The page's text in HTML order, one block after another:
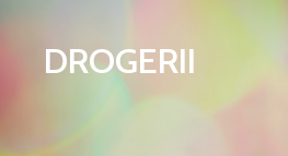
DROGERII